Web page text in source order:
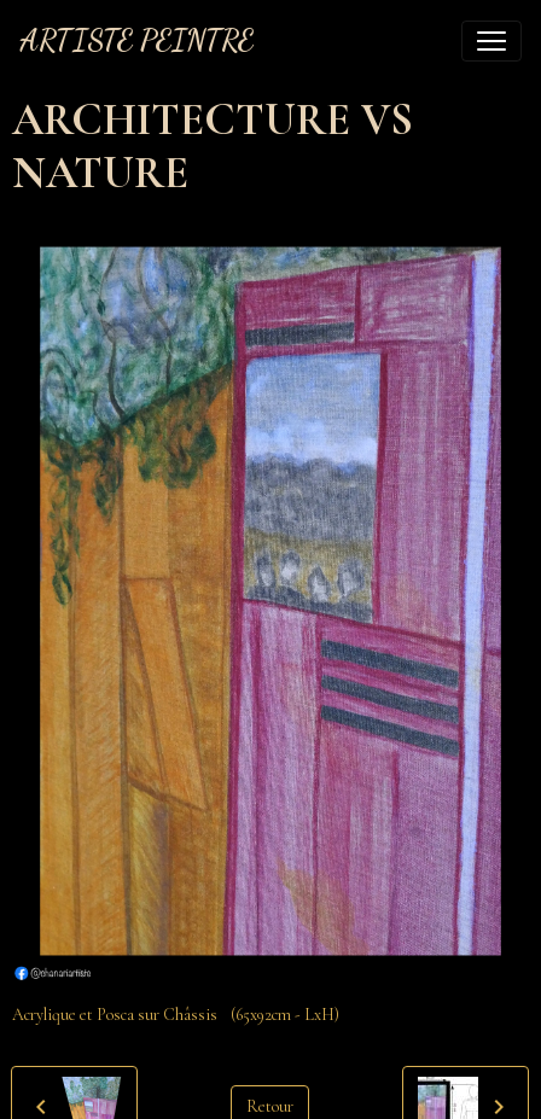
ARTISTE PEINTRE
ARCHITECTURE VS
NATURE
Acrylique et Posca sur Châssis (65x92cm - LxH)
Retour